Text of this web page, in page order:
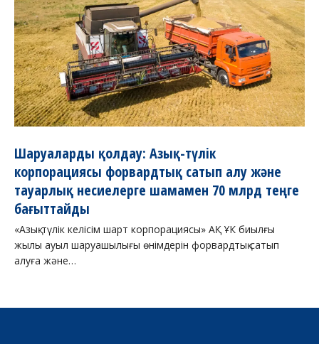
Шаруаларды қолдау: Азық-түлік
корпорациясы форвардтық сатып алу және
тауарлық несиелерге шамамен 70 млрд теңге
бағыттайды
«Азық-түлік келісім шарт корпорациясы» АҚ ҰК биылғы
жылы ауыл шаруашылығы өнімдерін форвардтық сатып
алуға және…